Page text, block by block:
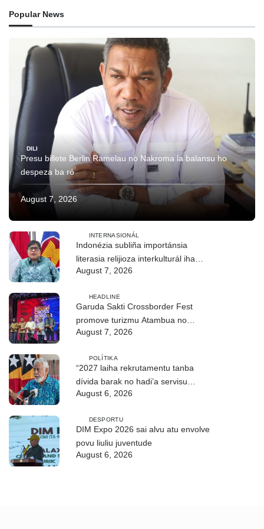
Popular News
DILI
Presu billete Berlin Ramelau no Nakroma la balansu ho
despeza ba ró
August 7, 2026
INTERNASIONÁL
Indonézia subliña importánsia
literasia relijioza interkulturál iha
ASEAN
August 7, 2026
HEADLINE
Garuda Sakti Crossborder Fest
promove turizmu Atambua no
hametin relasaun TL–Indonézia
August 7, 2026
POLÍTIKA
“2027 laiha rekrutamentu tanba
dívida barak no hadi’a servisu
bazeia ba grau”
August 6, 2026
DESPORTU
DIM Expo 2026 sai alvu atu envolve
povu liuliu juventude
August 6, 2026